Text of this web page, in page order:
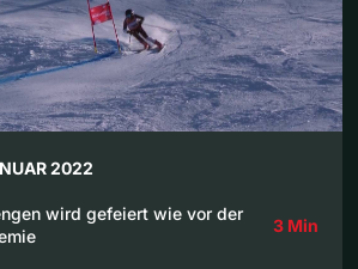
2022
wird gefeiert wie vor der
3 Min